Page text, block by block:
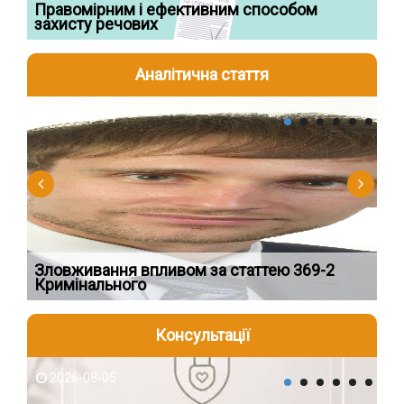
Правомірним і ефективним способом
захисту речових
Аналітична стаття
2026-08-04
Зловживання впливом за статтею 369-2
Кримінального
Консультації
2026-08-05